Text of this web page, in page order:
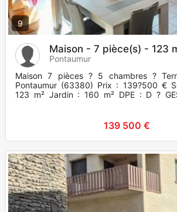
9
Maison - 7 pièce(s) - 123
Pontaumur
Maison 7 pièces ? 5 chambres ?
Pontaumur (63380) Prix : 139?500 €
123 m² Jardin : 160 m² DPE : D ?
isolation et doub
139 500 €